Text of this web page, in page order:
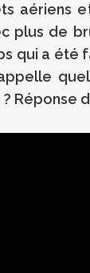
aériens
plus de
qui a été
Réponse